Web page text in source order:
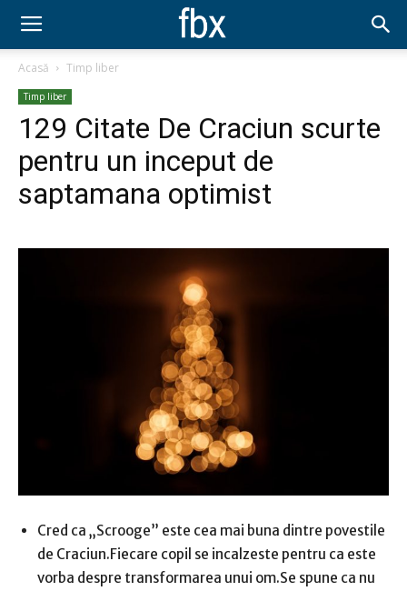
Acasă Timp liber
Timp liber
129 Citate De Craciun scurte
pentru un inceput de
saptamana optimist
Cred ca „Scrooge” este cea mai buna dintre povestile
de Craciun.Fiecare copil se incalzeste pentru ca este
vorba despre transformarea unui om.Se spune ca nu